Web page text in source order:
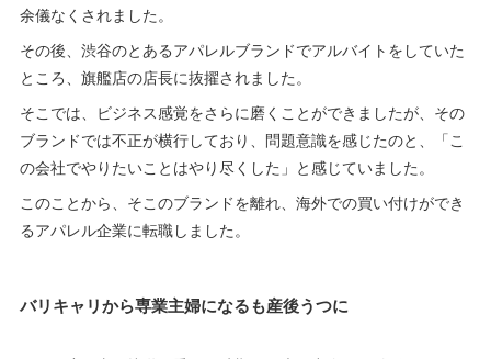
余儀なくされました。
その後、渋谷のとあるアパレルブランドでアルバイトをしていた
ところ、旗艦店の店長に抜擢されました。
そこでは、ビジネス感覚をさらに磨くことができましたが、その
ブランドでは不正が横行しており、問題意識を感じたのと、「こ
の会社でやりたいことはやり尽くした」と感じていました。
このことから、そこのブランドを離れ、海外での買い付けができ
るアパレル企業に転職しました。
バリキャリから専業主婦になるも産後うつに